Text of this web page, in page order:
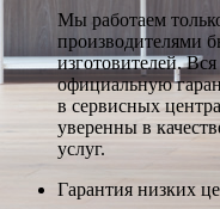
Мы работаем
производителями
изготовителей.
официальную
в сервисных
уверенны в
услуг.
Гарантия низких